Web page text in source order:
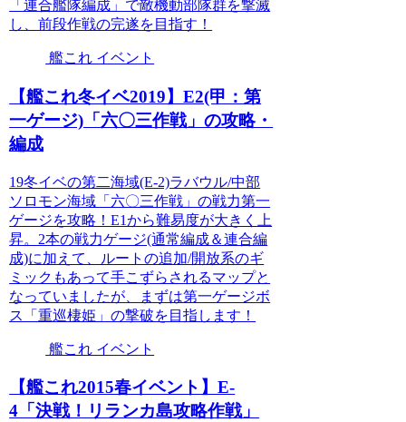
「連合艦隊編成」で敵機動部隊群を撃滅
し、前段作戦の完遂を目指す！
艦これ イベント
【艦これ冬イベ2019】E2(甲：第
一ゲージ)「六〇三作戦」の攻略・
編成
19冬イベの第二海域(E-2)ラバウル/中部
ソロモン海域「六〇三作戦」の戦力第一
ゲージを攻略！E1から難易度が大きく上
昇。2本の戦力ゲージ(通常編成＆連合編
成)に加えて、ルートの追加/開放系のギ
ミックもあって手こずらされるマップと
なっていましたが、まずは第一ゲージボ
ス「重巡棲姫」の撃破を目指します！
艦これ イベント
【艦これ2015春イベント】E-
4「決戦！リランカ島攻略作戦」